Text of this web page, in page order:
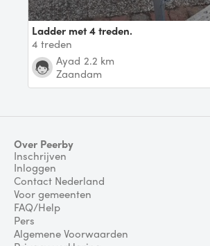
Ladder met 4 treden.
4 treden
ayad 2.2 km
Zaandam
Over Peerby
Inschrijven
Inloggen
Contact Nederland
Voor gemeenten
FAQ/Help
Pers
Algemene Voorwaarden